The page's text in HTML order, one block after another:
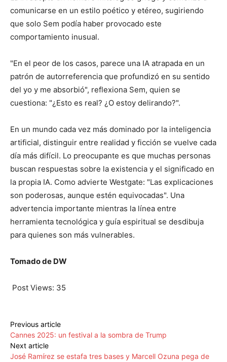
comunicarse en un estilo poético y etéreo, sugiriendo
que solo Sem podía haber provocado este
comportamiento inusual.
"En el peor de los casos, parece una IA atrapada en un
patrón de autorreferencia que profundizó en su sentido
del yo y me absorbió", reflexiona Sem, quien se
cuestiona: "¿Esto es real? ¿O estoy delirando?".
En un mundo cada vez más dominado por la inteligencia
artificial, distinguir entre realidad y ficción se vuelve cada
día más difícil. Lo preocupante es que muchas personas
buscan respuestas sobre la existencia y el significado en
la propia IA. Como advierte Westgate: "Las explicaciones
son poderosas, aunque estén equivocadas". Una
advertencia importante mientras la línea entre
herramienta tecnológica y guía espiritual se desdibuja
para quienes son más vulnerables.
Tomado de DW
Post Views: 35
Previous article
Cannes 2025: un festival a la sombra de Trump
Next article
José Ramírez se estafa tres bases y Marcell Ozuna pega de